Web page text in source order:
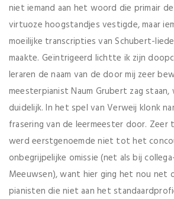
niet iemand aan het woord die primair
virtuoze hoogstandjes vestigde, maar
moeilijke transcripties van Schubert-
maakte. Geïntrigeerd lichtte ik zijn
leraren de naam van de door mij zeer
meesterpianist Naum Grubert zag
duidelijk. In het spel van Verweij klonk
frasering van de leermeester door. Zeer
werd eerstgenoemde niet tot het
onbegrijpelijke omissie (net als bij
Meeuwsen), want hier ging het nou net
pianisten die niet aan het